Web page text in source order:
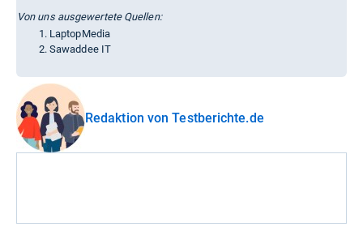
Von uns ausgewertete Quellen:
LaptopMedia
Sawaddee IT
Redaktion von Testberichte.de